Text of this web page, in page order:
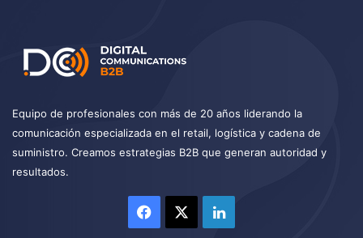
Equipo de profesionales con más de 20 años liderando la
comunicación especializada en el retail, logística y cadena de
suministro. Creamos estrategias B2B que generan autoridad y
resultados.
Facebook LinkedIn